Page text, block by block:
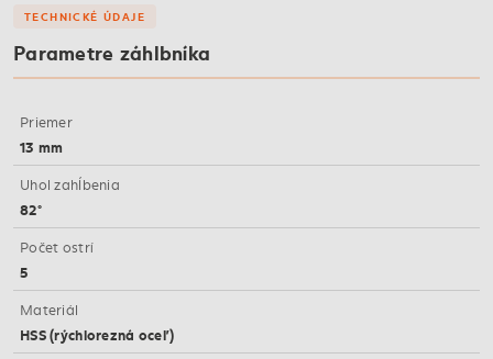
TECHNICKÉ ÚDAJE
Parametre záhlbníka
Priemer
13 mm
Uhol zahĺbenia
82°
Počet ostrí
5
Materiál
HSS (rýchlorezná oceľ)